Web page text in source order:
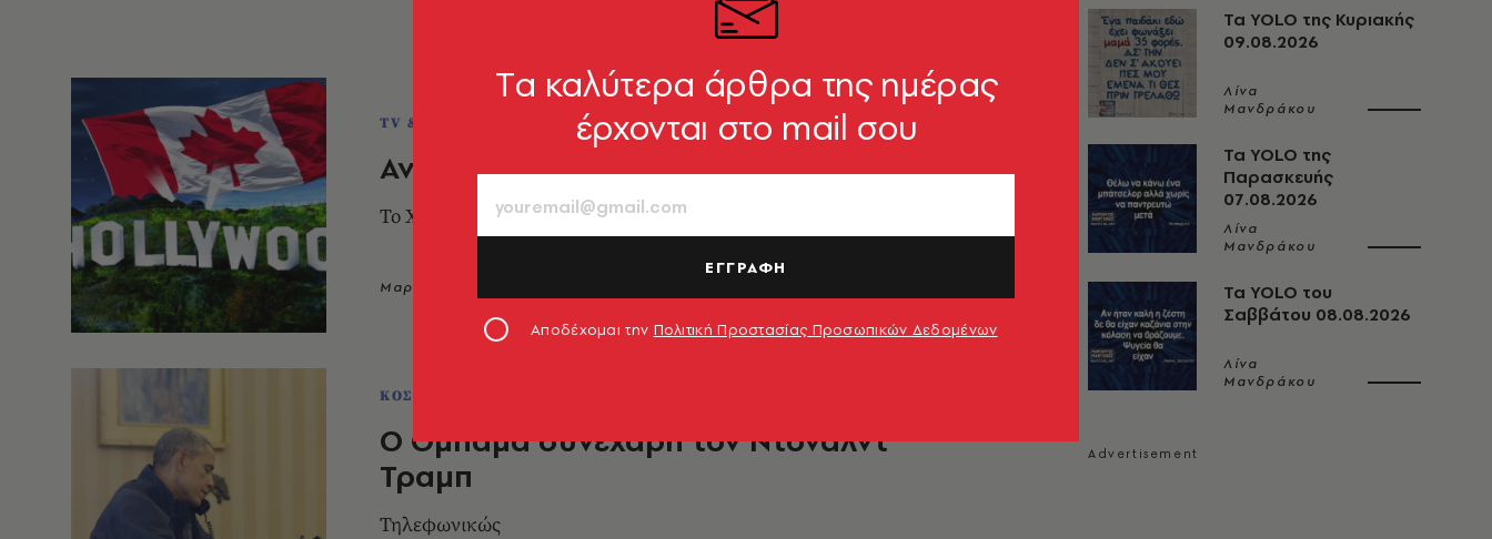
TV & MEDIA
Αντίο, Αμερική, για πάντα!
Το Χόλιγουντ ετοιμάζει βαλίτσες μετά την εκλογή Τραμπ
Μαρία Αλεξίου
ΚΟΣΜΟΣ
Ο Ομπάμα συνεχάρη τον Ντόναλντ
Τραμπ
Τηλεφωνικώς
Τα YOLO της Κυριακής
09.08.2026
Λίνα
Μανδράκου
Τα YOLO της
Παρασκευής
07.08.2026
Λίνα
Μανδράκου
Τα YOLO του
Σαββάτου 08.08.2026
Λίνα
Μανδράκου
Tα καλύτερα άρθρα της ημέρας
έρχονται στο mail σου
ΕΓΓΡΑΦΗ
Αποδέχομαι την Πολιτική Προστασίας Προσωπικών Δεδομένων